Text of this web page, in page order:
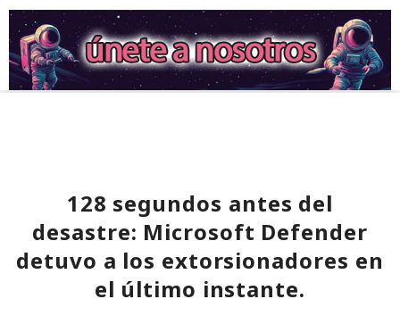
128 segundos antes del
desastre: Microsoft Defender
detuvo a los extorsionadores en
el último instante.